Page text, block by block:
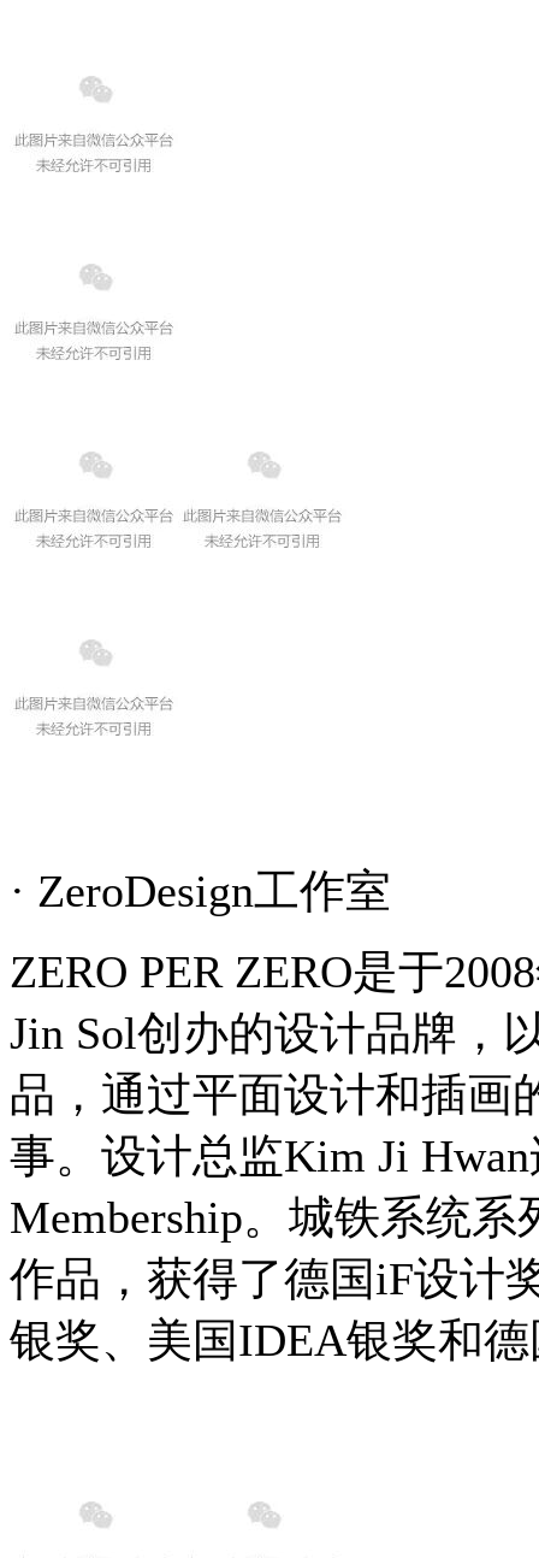
· ZeroDesign工作室
ZERO PER ZERO是于
Jin Sol创办的设计品牌，
品，通过平面设计和插画
事。设计总监Kim Ji Hwan
Membership。城铁系统系
作品，获得了德国iF设计
银奖、美国IDEA银奖和